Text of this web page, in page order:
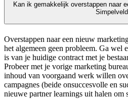
Kan ik gemakkelijk overstappen naar
Overstappen naar een nieuw
het algemeen geen probleem. Ga wel
is van je huidige contract met je
Probeer met je vorige marketing
inhoud van voorgaand werk willen
campagnes (beide onsuccesvolle en
nieuwe partner learnings uit halen om